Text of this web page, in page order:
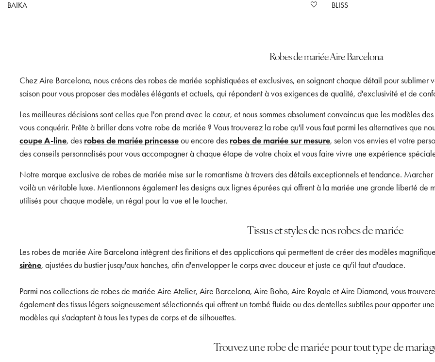
BAIKA
BLISS
Robes de mariée Aire Barcelona
Chez Aire Barcelona, nous créons des robes de mariée sophistiquées et exclusives, en soignant chaque détail pour
saison pour vous proposer des modèles élégants et actuels, qui répondent à vos exigences de qualité, d'exclusivité et de
Les meilleures décisions sont celles que l'on prend avec le cœur, et nous sommes absolument convaincus que les modèles
vous conquérir. Prête à briller dans votre robe de mariée ? Vous trouverez la robe qu'il vous faut parmi les alternatives que
coupe A-line, des robes de mariée princesseou encore des robes de mariée sur mesure, selon vos envies et votre
des conseils personnalisés pour vous accompagner à chaque étape de votre choix et vous faire vivre une expérience
Notre marque exclusive de robes de mariée mise sur le romantisme à travers des détails exceptionnels et tendance.
voilà un véritable luxe. Mentionnons également les designs aux lignes épurées qui offrent à la mariée une grande liberté de
utilisés pour chaque modèle, un régal pour la vue et le toucher.
Tissus et styles de nos robes de mariée
Les robes de mariée Aire Barcelona intègrent des finitions et des applications qui permettent de créer des modèles
sirène, ajustées du bustier jusqu'aux hanches, afin d'envelopper le corps avec douceur et juste ce qu'il faut d'audace.
Parmi nos collections de robes de mariée Aire Atelier, Aire Barcelona, Aire Boho, Aire Royale et Aire Diamond, vous
également des tissus légers soigneusement sélectionnés qui offrent un tombé fluide ou des dentelles subtiles pour apporter
modèles qui s'adaptent à tous les types de corps et de silhouettes.
Trouvez une robe de mariée pour tout type de